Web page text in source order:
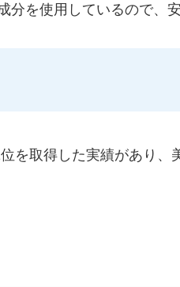
分を使用しているので、安
を取得した実績があり